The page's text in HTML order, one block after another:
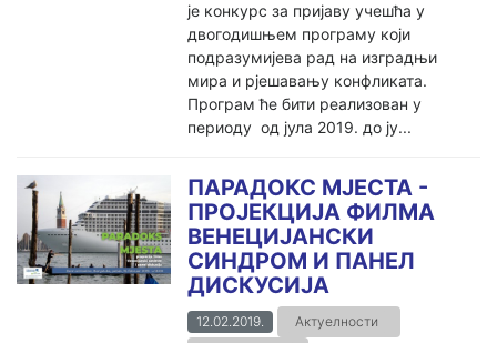
је конкурс за пријаву учешћа у
двогодишњем програму који
подразумијева рад на изградњи
мира и рјешавању конфликата.
Програм ће бити реализован у
периоду од јула 2019. до ју...
ПАРАДОКС МЈЕСТА -
ПРОЈЕКЦИЈА ФИЛМА
ВЕНЕЦИЈАНСКИ
СИНДРОМ И ПАНЕЛ
ДИСКУСИЈА
12.02.2019.
Актуелности